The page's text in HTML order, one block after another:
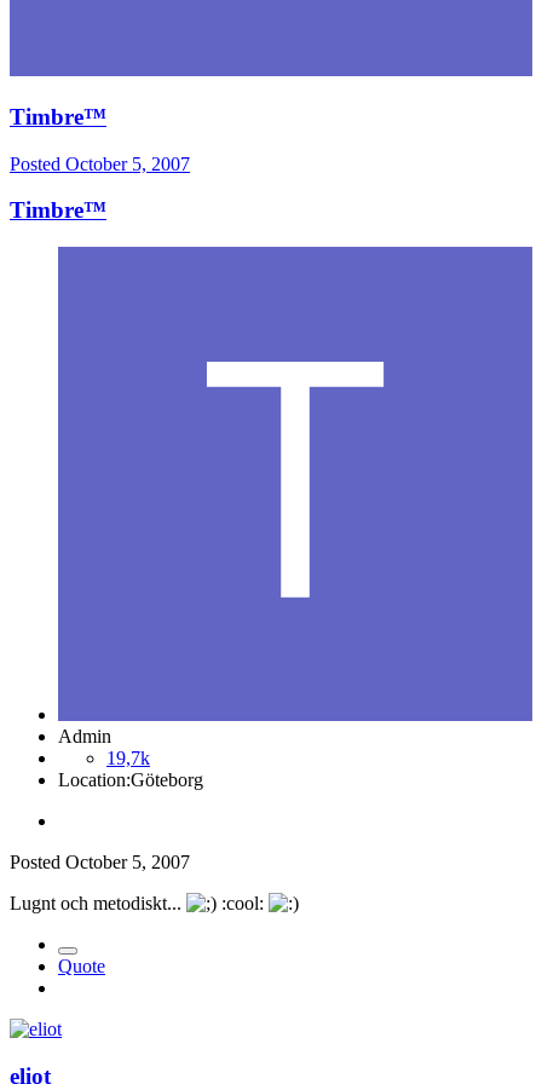
Timbre™
Posted October 5, 2007
Timbre™
Admin
19,7k
Location:Göteborg
Posted October 5, 2007
Lugnt och metodiskt...
:cool:
Quote
eliot